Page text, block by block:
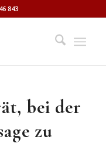
843
bei der
zu